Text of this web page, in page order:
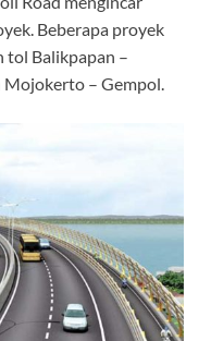
Beberapa proyek
tol Balikpapan –
Mojokerto – Gempol.